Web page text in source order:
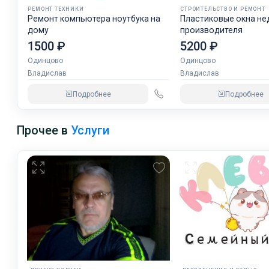
РЕМОНТ ТЕХНИКИ
Ремонт компьютера ноутбука на
дому
1500 ₽
Одинцово
Владислав
Подробнее
СТРОИТЕЛЬСТВО И РЕМОНТ
Пластиковые окна
производителя
5200 ₽
Одинцово
Владислав
Подробнее
Прочее в Услуги